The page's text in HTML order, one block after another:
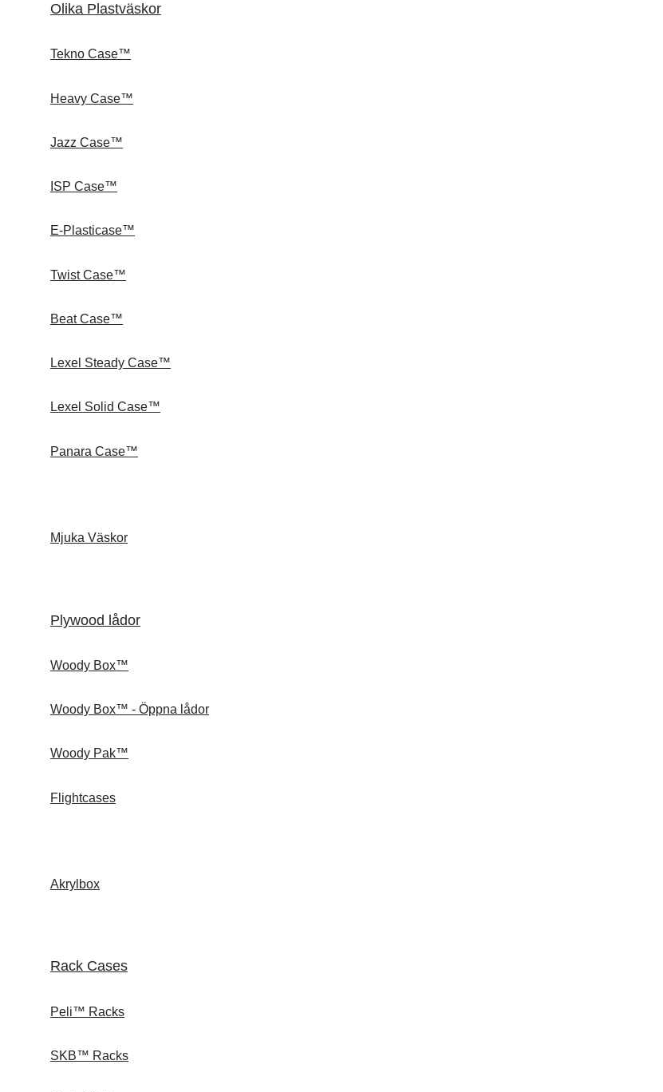
Olika Plastväskor
Tekno Case™
Heavy Case™
Jazz Case™
ISP Case™
E-Plasticase™
Twist Case™
Beat Case™
Lexel Steady Case™
Lexel Solid Case™
Panara Case™
Mjuka Väskor
Plywood lådor
Woody Box™
Woody Box™ - Öppna lådor
Woody Pak™
Flightcases
Akrylbox
Rack Cases
Peli™ Racks
SKB™ Racks